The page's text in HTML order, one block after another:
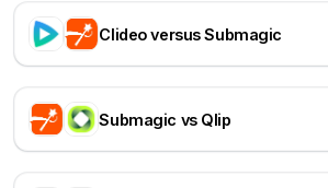
Clideo versus Submagic
Submagic vs Qlip